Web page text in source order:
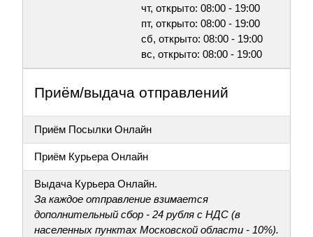
чт, открыто: 08:00 - 19:00
пт, открыто: 08:00 - 19:00
сб, открыто: 08:00 - 19:00
вс, открыто: 08:00 - 19:00
Приём/выдача отправлений
Приём Посылки Онлайн
Приём Курьера Онлайн
Выдача Курьера Онлайн.
За каждое отправление взимается
дополнительный сбор - 24 рубля с НДС (в
населенных пунктах Московской области - 10%).